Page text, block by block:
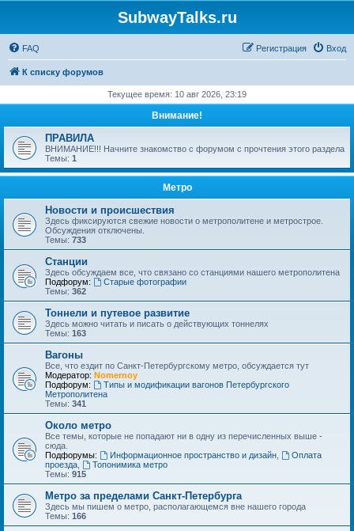
SubwayTalks.ru
FAQ Вход
Регистрация
К списку форумов
Текущее время: 10 авг 2026, 23:19
Внимание!
ПРАВИЛА
ВНИМАНИЕ!!! Начните знакомство с форумом с прочтения этого раздела
Темы: 1
Метро
Новости и происшествия
Здесь фиксируются свежие новости о метрополитене и метрострое.
Обсуждения отключены.
Темы: 733
Станции
Здесь обсуждаем все, что связано со станциями нашего метрополитена
Подфорум:
Старые фотографии
Темы: 362
Тоннели и путевое развитие
Здесь можно читать и писать о действующих тоннелях
Темы: 163
Вагоны
Все, что ездит по Санкт-Петербургскому метро, обсуждается тут
Модератор: Nomernoy
Подфорум:
Типы и модификации вагонов Петербургского
Метрополитена
Темы: 341
Около метро
Все темы, которые не попадают ни в одну из перечисленных выше -
сюда.
Подфорумы:
Информационное пространство и дизайн,
Оплата
проезда
Топонимика метро
Темы: 915
Метро за пределами Санкт-Петербурга
Здесь мы пишем о метро, располагающемся вне нашего города
Темы: 166